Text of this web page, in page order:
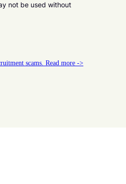
not be used without
scams. Read more ->